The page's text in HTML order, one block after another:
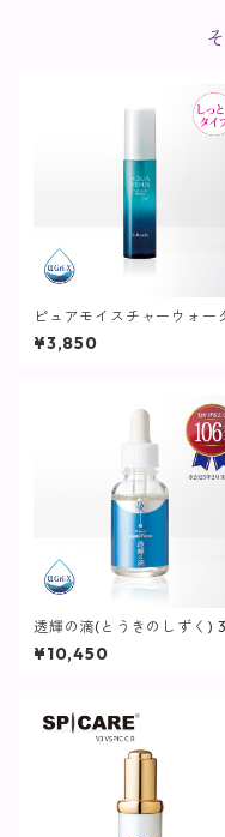
ピュアモイスチャーウォー
ーヴェール / 60mL【化粧
しっとりタイプ】
¥3,850
透輝の滴(とうきのしずく)
mL【美容液】
¥10,450